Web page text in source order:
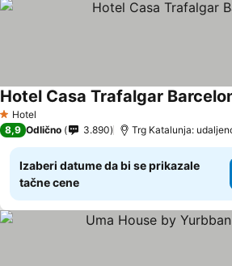
1 Zvezdice
Hotel
Hotel Casa Trafalgar
8,9 Odlično 3.890 Trg Katalunja:
Izaberi datume da bi se prikazale
tačne cene